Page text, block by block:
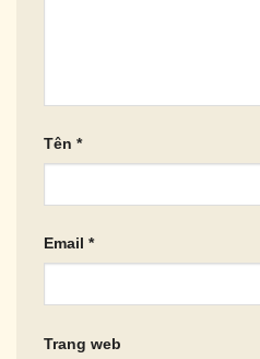
Tên *
Email *
Trang web